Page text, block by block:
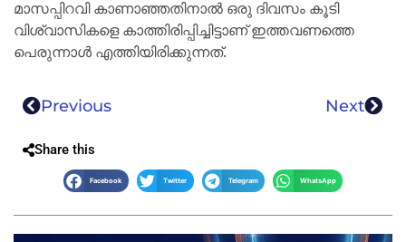
മാസപ്പിറവി കാണാഞ്ഞതിനാൽ ഒരു ദിവസം കൂടി
വിശ്വാസികളെ കാത്തിരിപ്പിച്ചിട്ടാണ് ഇത്തവണത്തെ
പെരുന്നാൾ എത്തിയിരിക്കുന്നത്.
Previous Next
Share this
Facebook Twitter Telegram WhatsApp